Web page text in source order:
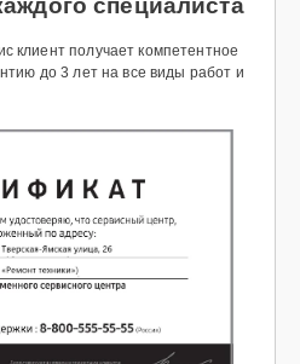
специалиста
клиент получает компетентное
до 3 лет на все виды работ и